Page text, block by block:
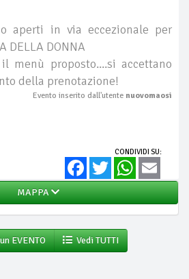
aperti in via eccezionale per
DELLA DONNA
menù proposto....si accettano
della prenotazione!
Evento inserito dall'utente nuovomaosi
CONDIVIDI SU:
FacebookTwitter WhatsApp
MAPPA
EVENTO Vedi TUTTI